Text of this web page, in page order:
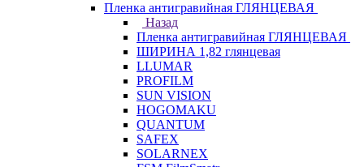
Пленка антигравийная ГЛЯНЦЕВАЯ
Назад
Пленка антигравийная ГЛЯНЦЕВАЯ
ШИРИНА 1,82 глянцевая
LLUMAR
PROFILM
SUN VISION
HOGOMAKU
QUANTUM
SAFEX
SOLARNEX